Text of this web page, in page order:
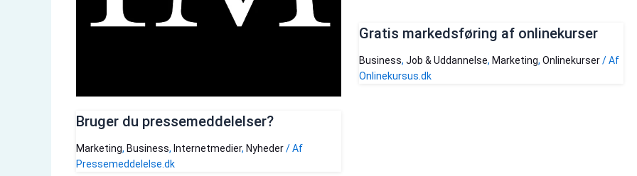
Bruger du pressemeddelelser?
Marketing, Business, Internetmedier, Nyheder/ Af
Pressemeddelelse.dk
Gratis markedsføring af onlinekurser
Business, Job & Uddannelse, Marketing, Onlinekurser/ Af
Onlinekursus.dk